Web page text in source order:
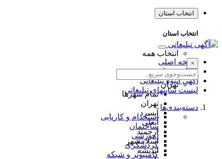
انتخاب استان
انتخاب استان
انتخاب همه
×
تهران
تمام شهر‌ها
تهران
آبسرد
آبعلی
ارجمند
اسلامشهر
اندیشه
صفحه اصلی
طراحی سایت
آگهی انبوه تبلیغاتی
لیست سایتهای تبلیغاتی
دسته‌بندی‌ها
استخدام و کاریابی
ساختمان
آموزشی
گردشگری
کامپیوتر و شبکه